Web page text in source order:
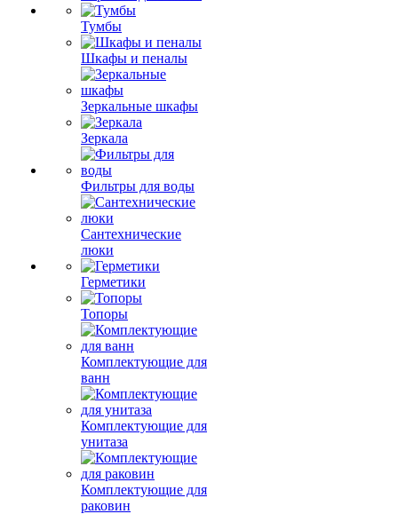
Тумбы
Шкафы и пеналы
Зеркальные шкафы
Зеркала
Фильтры для воды
Сантехнические
люки
Герметики
Топоры
Комплектующие для
ванн
Комплектующие для
унитаза
Комплектующие для
раковин